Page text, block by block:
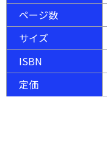
ページ数
サイズ
ISBN
定価